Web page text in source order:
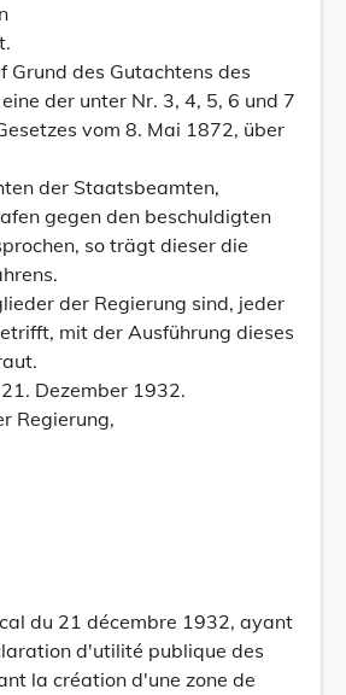
Grund des Gutachtens des
der unter Nr. 3, 4, 5, 6 und 7
vom 8. Mai 1872, über
der Staatsbeamten,
gegen den beschuldigten
so trägt dieser die
der Regierung sind, jeder
mit der Ausführung dieses
Dezember 1932.
Regierung,
du 21 décembre 1932, ayant
d'utilité publique des
la création d'une zone de